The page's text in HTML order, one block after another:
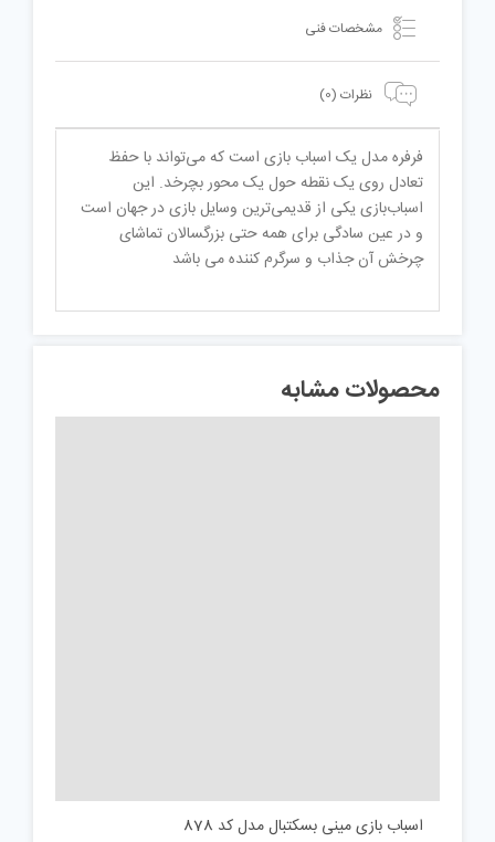
مشخصات فنی
نظرات (0)
فرفره مدل یک اسباب بازی است که می‌تواند با حفظ
تعادل روی یک نقطه حول یک محور بچرخد. این
اسباب‌بازی یکی از قدیمی‌ترین وسایل بازی در جهان است
و در عین سادگی برای همه حتی بزرگسالان تماشای
چرخش آن جذاب و سرگرم کننده می باشد
محصولات مشابه
اسباب بازی مینی بسکتبال مدل کد 878